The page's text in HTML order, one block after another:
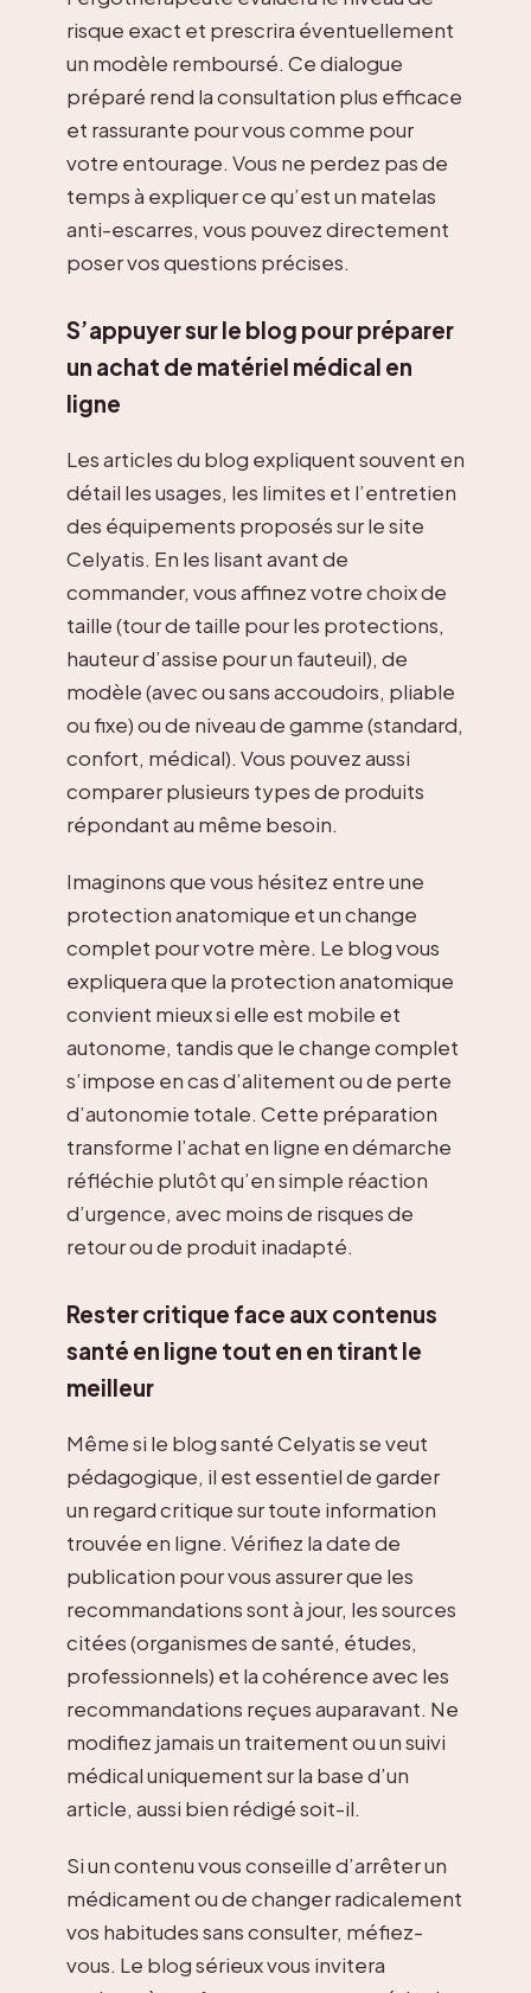
risque exact et prescrira éventuellement
un modèle remboursé. Ce dialogue
préparé rend la consultation plus efficace
et rassurante pour vous comme pour
votre entourage. Vous ne perdez pas de
temps à expliquer ce qu’est un matelas
anti-escarres, vous pouvez directement
poser vos questions précises.
S’appuyer sur le blog pour préparer
un achat de matériel médical en
ligne
Les articles du blog expliquent souvent en
détail les usages, les limites et l’entretien
des équipements proposés sur le site
Celyatis. En les lisant avant de
commander, vous affinez votre choix de
taille (tour de taille pour les protections,
hauteur d’assise pour un fauteuil), de
modèle (avec ou sans accoudoirs, pliable
ou fixe) ou de niveau de gamme (standard,
confort, médical). Vous pouvez aussi
comparer plusieurs types de produits
répondant au même besoin.
Imaginons que vous hésitez entre une
protection anatomique et un change
complet pour votre mère. Le blog vous
expliquera que la protection anatomique
convient mieux si elle est mobile et
autonome, tandis que le change complet
s’impose en cas d’alitement ou de perte
d’autonomie totale. Cette préparation
transforme l’achat en ligne en démarche
réfléchie plutôt qu’en simple réaction
d’urgence, avec moins de risques de
retour ou de produit inadapté.
Rester critique face aux contenus
santé en ligne tout en en tirant le
meilleur
Même si le blog santé Celyatis se veut
pédagogique, il est essentiel de garder
un regard critique sur toute information
trouvée en ligne. Vérifiez la date de
publication pour vous assurer que les
recommandations sont à jour, les sources
citées (organismes de santé, études,
professionnels) et la cohérence avec les
recommandations reçues auparavant. Ne
modifiez jamais un traitement ou un suivi
médical uniquement sur la base d’un
article, aussi bien rédigé soit-il.
Si un contenu vous conseille d’arrêter un
médicament ou de changer radicalement
vos habitudes sans consulter, méfiez-
vous. Le blog sérieux vous invitera